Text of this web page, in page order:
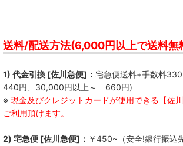
送料/配送方法(6,000円以上で送料無
1) 代金引換 [佐川急便]： 宅急便送料+手数料
440円、30,000円以上～ 660円)
※ 現金及びクレジットカードが使用できる【佐
ご利用頂けます。
2) 宅急便 [佐川急便]： ￥450~（安全!銀行振込